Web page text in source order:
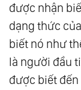
được nhận
dạng thức
biết nó như
là người đầu
được biết